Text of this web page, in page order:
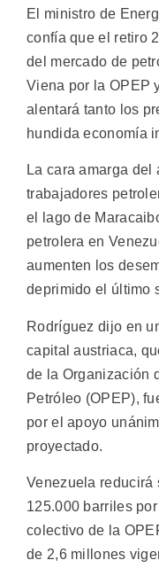
El ministro de
confía que el retiro
del mercado de
Viena por la OPEP
alentará tanto los
hundida economía
La cara amarga
trabajadores
el lago de
petrolera en
aumenten los
deprimido el último
Rodríguez dijo en
capital austriaca,
de la Organización
Petróleo (OPEP),
por el apoyo
proyectado.
Venezuela reducirá
125.000 barriles
colectivo de la
de 2,6 millones